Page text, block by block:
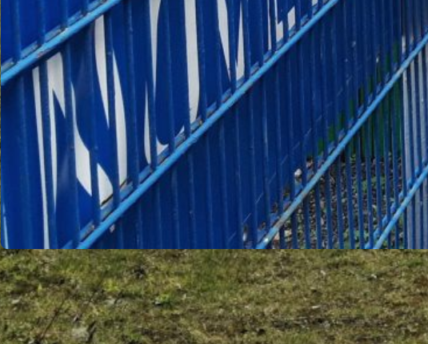
Rudolf-Kalweit-Stadion, Hannover